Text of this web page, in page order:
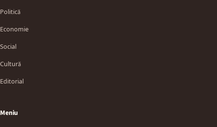
Politică
Economie
Social
Cultură
Editorial
Meniu